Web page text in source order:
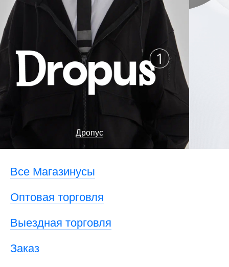
Дропус
Все Магазинусы
Оптовая торговля
Выездная торговля
Заказ